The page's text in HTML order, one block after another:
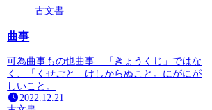
古文書
曲事
可為曲事もの也曲事 「きょうくじ」ではな
く、「くせごと」けしからぬこと。にがにが
しいこと。
2022.12.21